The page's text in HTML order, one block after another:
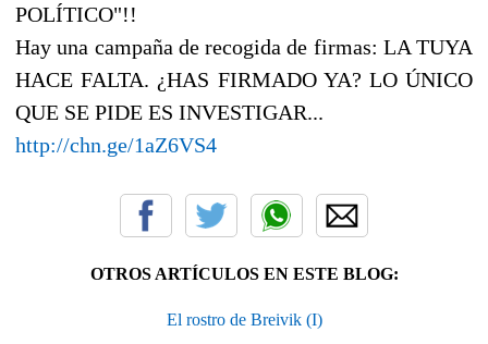
POLÍTICO"!!
Hay una campaña de recogida de firmas: LA TUYA
HACE FALTA. ¿HAS FIRMADO YA? LO ÚNICO
QUE SE PIDE ES INVESTIGAR...
http://chn.ge/1aZ6VS4
OTROS ARTÍCULOS EN ESTE BLOG:
El rostro de Breivik (I)